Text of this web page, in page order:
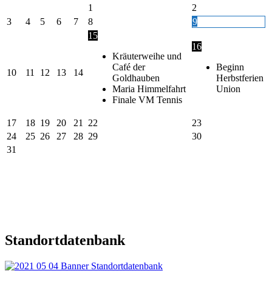
1
2
3
4 5 6 7 8 9
10 11 12 13 14
15
Kräuterweihe und
Café der
Goldhauben
Maria Himmelfahrt
Finale VM Tennis
16
Beginn
Herbstferien
Union
17 18 19 20 21 22
23
24
25 26 27 28 29
30
31
Standortdatenbank